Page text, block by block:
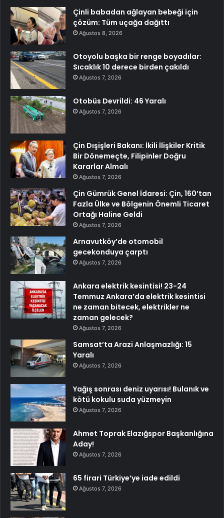
Çinli babadan ağlayan bebeği için
çözüm: Tüm uçağa dağıttı
Ağustos 8, 2026
Otoyolu başka bir renge boyadılar:
Sıcaklık 10 derece birden çakıldı
Ağustos 7, 2026
Otobüs Devrildi: 46 Yaralı
Ağustos 7, 2026
Çin Dışişleri Bakanı: İkili İlişkiler Kritik
Bir Dönemeçte, Filipinler Doğru
Kararlar Almalı
Ağustos 7, 2026
Çin Gümrük Genel İdaresi: Çin, 160’tan
Fazla Ülke ve Bölgenin Önemli Ticaret
Ortağı Haline Geldi
Ağustos 7, 2026
Arnavutköy’de otomobil
gecekonduya çarptı
Ağustos 7, 2026
Ankara elektrik kesintisi! 23-24
Temmuz Ankara’da elektrik kesintisi
ne zaman bitecek, elektrikler ne
zaman gelecek?
Ağustos 7, 2026
Samsat’ta Arazi Anlaşmazlığı: 15
Yaralı
Ağustos 7, 2026
Yağış sonrası deniz uyarısı! Bulanık ve
kötü kokulu suda yüzmeyin
Ağustos 7, 2026
Ahmet Toprak Elazığspor Başkanlığına
Aday!
Ağustos 7, 2026
65 firari Türkiye’ye iade edildi
Ağustos 7, 2026